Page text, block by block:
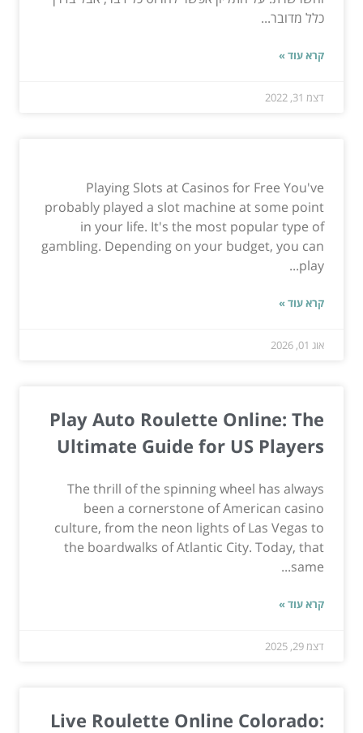
כלל מדובר...
קרא עוד »
דצמ 31, 2022
Playing Slots at Casinos for Free You've
probably played a slot machine at some point
in your life. It's the most popular type of
gambling. Depending on your budget, you can
play...
קרא עוד »
אוג 01, 2026
Play Auto Roulette Online: The
Ultimate Guide for US Players
The thrill of the spinning wheel has always
been a cornerstone of American casino
culture, from the neon lights of Las Vegas to
the boardwalks of Atlantic City. Today, that
same...
קרא עוד »
דצמ 29, 2025
Live Roulette Online Colorado: